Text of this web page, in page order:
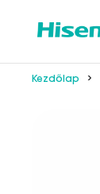
Kezdőlap